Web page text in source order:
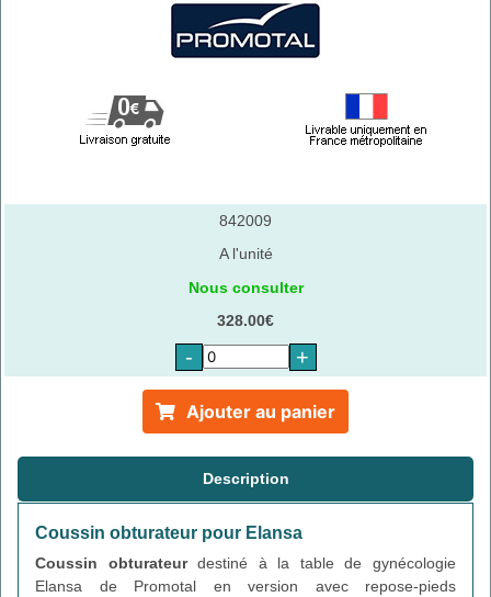
842009
A l'unité
Nous consulter
328.00€
- +
Ajouter au panier
Description
Coussin obturateur pour Elansa
Coussin obturateurdestiné à la table de gynécologie
Elansa de Promotal en version avec repose-pieds